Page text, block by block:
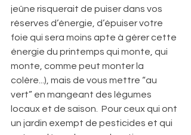
jeûne risquerait de puiser dans vos
réserves d’énergie, d’épuiser votre
foie qui sera moins apte à gérer cette
énergie du printemps qui monte, qui
monte, comme peut monter la
colère...), mais de vous mettre “au
vert” en mangeant des légumes
locaux et de saison.  Pour ceux qui ont
un jardin exempt de pesticides et qui